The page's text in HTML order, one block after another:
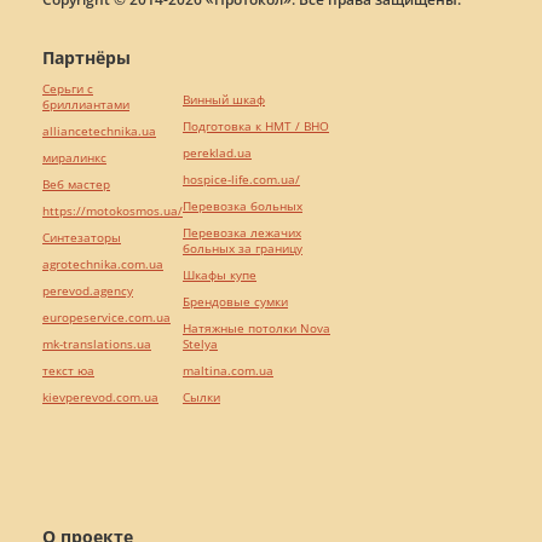
О проекте
Партнёры
Серьги с
бриллиантами
alliancetechnika.ua
миралинкс
Веб мастер
https://motokosmos.ua/
Синтезаторы
agrotechnika.com.ua
perevod.agency
europeservice.com.ua
mk-translations.ua
текст юа
kievperevod.com.ua
Винный шкаф
Подготовка к НМТ / ВНО
pereklad.ua
hospice-life.com.ua/
Перевозка больных
Перевозка лежачих
больных за границу
Шкафы купе
Брендовые сумки
Натяжные потолки Nova
Stelya
maltina.com.ua
Cылки